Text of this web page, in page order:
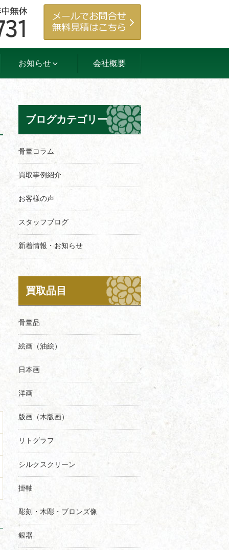
お知らせ 会社概要
ブログカテゴリー
骨董コラム
買取事例紹介
お客様の声
スタッフブログ
新着情報・お知らせ
買取品目
骨董品
絵画（油絵）
日本画
洋画
版画（木版画）
リトグラフ
シルクスクリーン
掛軸
彫刻・木彫・ブロンズ像
銀器